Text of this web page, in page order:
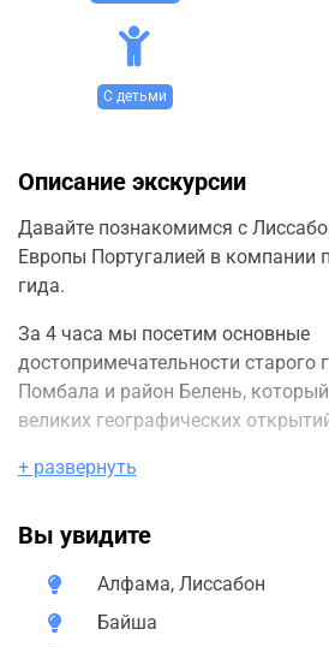
С детьми
Описание экскурсии
Давайте познакомимся с
Европы Португалией в компании
гида.
За 4 часа мы посетим основные
достопримечательности старого
Помбала и район Белень,
великих географических
Лиссабон многогранен здесь
иудейского и христианского
Отдельной темой является
империи.
+ развернуть
Вы увидите
Алфама, Лиссабон
Байша